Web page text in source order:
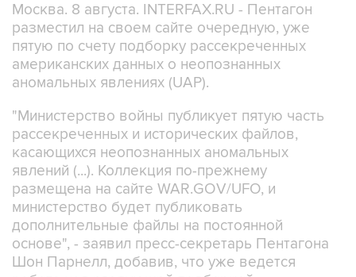
Москва. 8 августа. INTERFAX.RU - Пентагон
разместил на своем сайте очередную, уже
пятую по счету подборку рассекреченных
американских данных о неопознанных
аномальных явлениях (UAP).
"Министерство войны публикует пятую часть
рассекреченных и исторических файлов,
касающихся неопознанных аномальных
явлений (...). Коллекция по-прежнему
размещена на сайте WAR.GOV/UFO, и
министерство будет публиковать
дополнительные файлы на постоянной
основе", - заявил пресс-секретарь Пентагона
Шон Парнелл, добавив, что уже ведется